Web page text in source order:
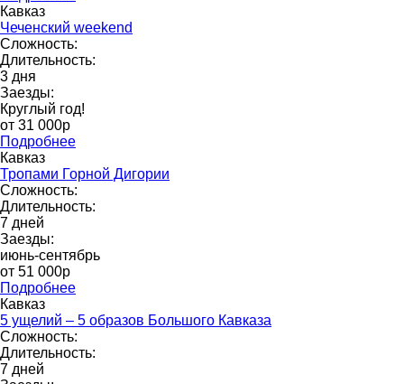
Кавказ
Чеченский weekend
Сложность:
Длительность:
3 дня
Заезды:
Круглый год!
от 31 000p
Подробнее
Кавказ
Тропами Горной Дигории
Сложность:
Длительность:
7 дней
Заезды:
июнь-сентябрь
от 51 000р
Подробнее
Кавказ
5 ущелий – 5 образов Большого Кавказа
Сложность:
Длительность:
7 дней